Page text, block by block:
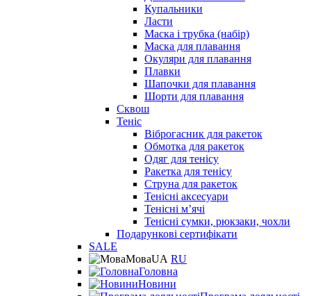
Купальники
Ласти
Маска і трубка (набір)
Маска для плавання
Окуляри для плавання
Плавки
Шапочки для плавання
Шорти для плавання
Сквош
Теніс
Віброгасник для ракеток
Обмотка для ракеток
Одяг для тенісу
Ракетка для тенісу
Струна для ракеток
Тенісні аксесуари
Тенісні мʼячі
Тенісні сумки, рюкзаки, чохли
Подарункові сертифікати
SALE
МоваUA RU
Головна
Новини